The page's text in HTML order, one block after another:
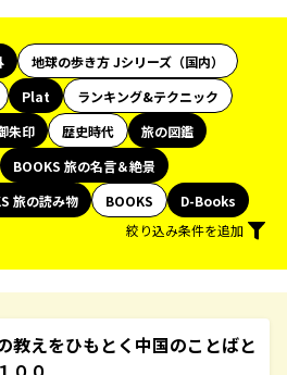
地球の歩き方 Jシリーズ（国内）
Plat
ランキング&テクニック
朱印 歴史時代
旅の図鑑
BOOKS 旅の名言＆絶景
旅の読み物 BOOKS
D-Books
絞り込み条件を追加
教えをひもとく中国のことばと